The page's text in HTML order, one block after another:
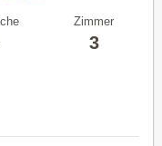
Zimmer
3